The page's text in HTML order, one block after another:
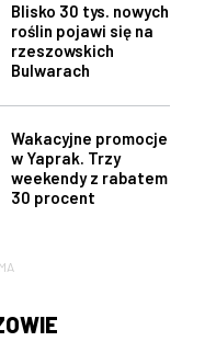
Blisko 30 tys. nowych
roślin pojawi się na
rzeszowskich
Bulwarach
Wakacyjne promocje
w Yaprak. Trzy
weekendy z rabatem
30 procent